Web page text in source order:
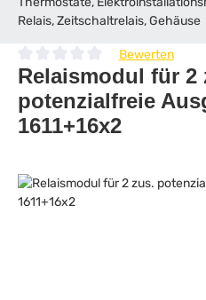
Relais, Zeitschaltrelais, Gehäuse
Durchschnittliche Bewertung von
Bewerten
Relaismodul für 2
potenzialfreie
1611+16x2
Bildergalerie überspringen